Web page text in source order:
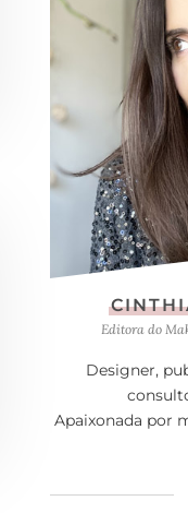
Editora do
Designer,
Apaixonada por